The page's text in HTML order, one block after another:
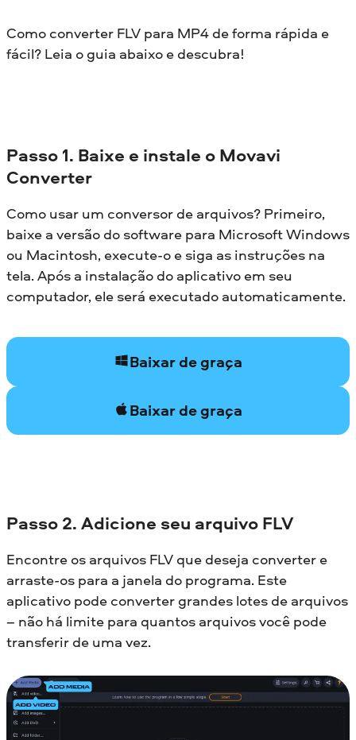
Como converter FLV para MP4 de forma rápida e
fácil? Leia o guia abaixo e descubra!
Passo 1. Baixe e instale o Movavi
Converter
Como usar um conversor de arquivos? Primeiro,
baixe a versão do software para Microsoft Windows
ou Macintosh, execute-o e siga as instruções na
tela. Após a instalação do aplicativo em seu
computador, ele será executado automaticamente.
Baixar de graça
Baixar de graça
Passo 2. Adicione seu arquivo FLV
Encontre os arquivos FLV que deseja converter e
arraste-os para a janela do programa. Este
aplicativo pode converter grandes lotes de arquivos
– não há limite para quantos arquivos você pode
transferir de uma vez.